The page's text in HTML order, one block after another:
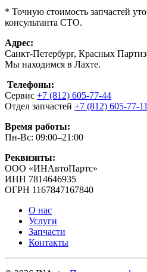
* Точную стоимость запчастей
консультанта СТО.
Адрес:
Санкт-Петербург, Красных
Мы находимся в Лахте.
Телефоны:
Сервис +7 (812) 605-77-44
Отдел запчастей +7 (812) 605-77-11
Время работы:
Пн-Вс: 09:00–21:00
Реквизиты:
ООО «ИНАвтоПартс»
ИНН 7814646935
ОГРН 1167847167840
О нас
Услуги
Запчасти
Контакты